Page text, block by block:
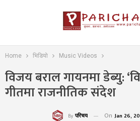
Home भिडियो Music Videos
विजय बराल गायनमा डेब्यु:
गीतमा राजनीतिक संदेश
By परिचय On Jan 26,